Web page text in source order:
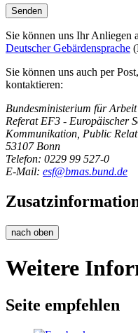
Sie können uns Ihr Anliegen
Deutscher Gebärdensprache
Sie können uns auch per
kontaktieren:
Bundesministerium für
Referat EF3 - Europäischer
Kommunikation, Public
53107 Bonn
Telefon: 0229 99 527-0
E-Mail: esf@bmas.bund.de
nach oben
Weitere
Seite empfehlen